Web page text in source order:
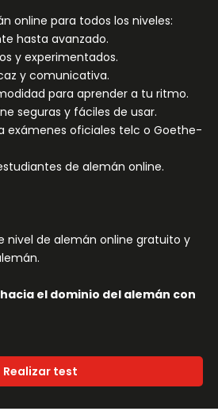
online para todos los niveles:
hasta avanzado.
y experimentados.
y comunicativa.
para aprender a tu ritmo.
seguras y fáciles de usar.
exámenes oficiales telc o Goethe-
de alemán online.
nivel de alemán online gratuito y
el dominio del alemán con
Realizar test